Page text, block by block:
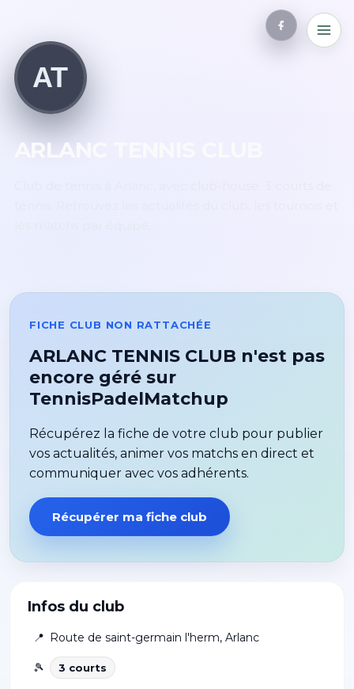
AT
ARLANC TENNIS CLUB
Infos du club
📍 Route de saint-germain l'herm, Arlanc
🎾 3 courts
FICHE CLUB NON RATTACHÉE
ARLANC TENNIS CLUB n'est pas
encore géré sur
TennisPadelMatchup
Récupérez la fiche de votre club pour publier
vos actualités, animer vos matchs en direct et
communiquer avec vos adhérents.
Récupérer ma fiche club